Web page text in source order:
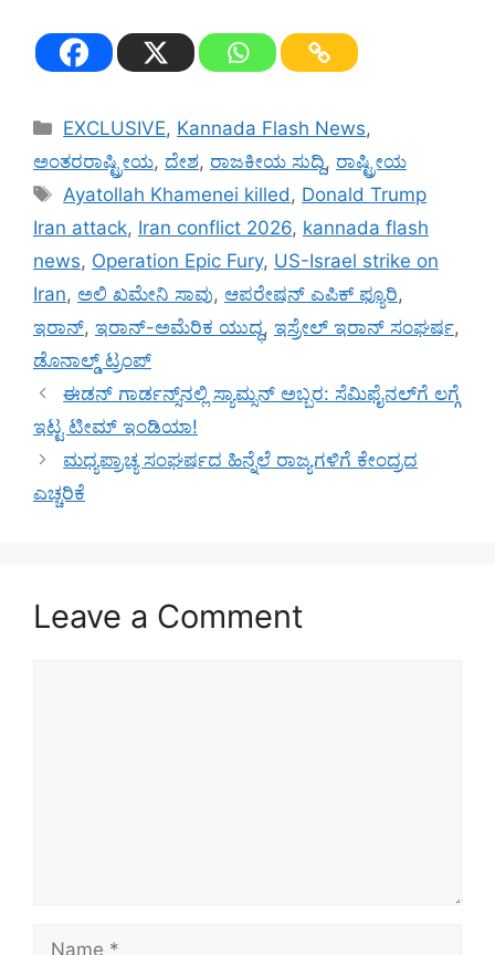
Categories
EXCLUSIVE, Kannada Flash News,
ಅಂತರರಾಷ್ಟ್ರೀಯ, ದೇಶ, ರಾಜಕೀಯ ಸುದ್ದಿ, ರಾಷ್ಟ್ರೀಯ
Tags
Ayatollah Khamenei killed , Donald Trump
Iran attack, Iran conflict 2026, kannada flash
news, Operation Epic Fury, US-Israel strike on
Iran, ಅಲಿ ಖಮೇನಿ ಸಾವು, ಆಪರೇಷನ್ ಎಪಿಕ್ ಫ್ಯೂರಿ,
ಇರಾನ್, ಇರಾನ್-ಅಮೆರಿಕ ಯುದ್ಧ, ಇಸ್ರೇಲ್ ಇರಾನ್ ಸಂಘರ್ಷ,
ಡೊನಾಲ್ಡ್ ಟ್ರಂಪ್
ಈಡನ್ ಗಾರ್ಡನ್ಸ್‌ನಲ್ಲಿ ಸ್ಯಾಮ್ಸನ್ ಅಬ್ಬರ: ಸೆಮಿಫೈನಲ್‌ಗೆ ಲಗ್ಗೆ
ಇಟ್ಟ ಟೀಮ್ ಇಂಡಿಯಾ!
ಮಧ್ಯಪ್ರಾಚ್ಯ ಸಂಘರ್ಷದ ಹಿನ್ನೆಲೆ ರಾಜ್ಯಗಳಿಗೆ ಕೇಂದ್ರದ
ಎಚ್ಚರಿಕೆ
Leave a Comment